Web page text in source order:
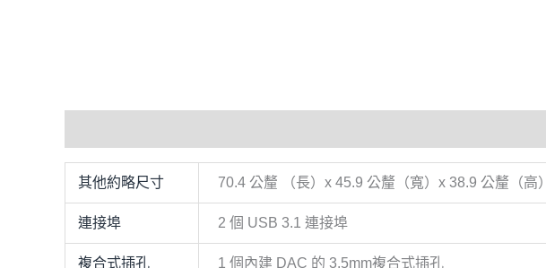
其他約略尺寸 70.4 公釐 （長）x 45.9 公釐（寬）x 38.9 公釐（高）
連接埠 2 個 USB 3.1 連接埠
複合式插孔 1 個內建 DAC 的 3.5mm複合式插孔